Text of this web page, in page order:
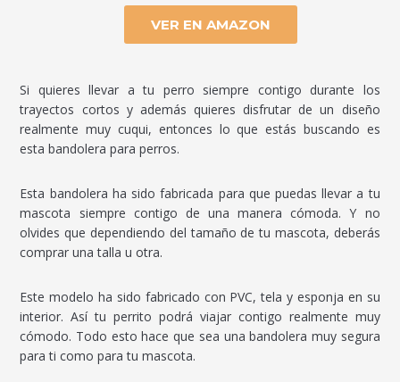
VER EN AMAZON
Si quieres llevar a tu perro siempre contigo durante los
trayectos cortos y además quieres disfrutar de un diseño
realmente muy cuqui, entonces lo que estás buscando es
esta bandolera para perros.
Esta bandolera ha sido fabricada para que puedas llevar a tu
mascota siempre contigo de una manera cómoda. Y no
olvides que dependiendo del tamaño de tu mascota, deberás
comprar una talla u otra.
Este modelo ha sido fabricado con PVC, tela y esponja en su
interior. Así tu perrito podrá viajar contigo realmente muy
cómodo. Todo esto hace que sea una bandolera muy segura
para ti como para tu mascota.